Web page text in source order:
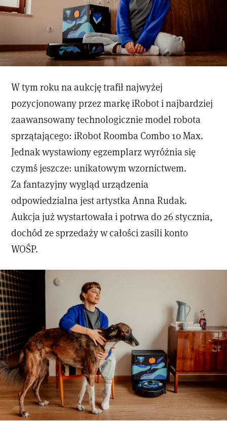
W tym roku na aukcję trafił najwyżej
pozycjonowany przez markę iRobot i najbardziej
zaawansowany technologicznie model robota
sprzątającego: iRobot Roomba Combo 10 Max.
Jednak wystawiony egzemplarz wyróżnia się
czymś jeszcze: unikatowym wzornictwem.
Za fantazyjny wygląd urządzenia
odpowiedzialna jest artystka Anna Rudak.
Aukcja już wystartowała i potrwa do 26 stycznia,
dochód ze sprzedaży w całości zasili konto
WOŚP.